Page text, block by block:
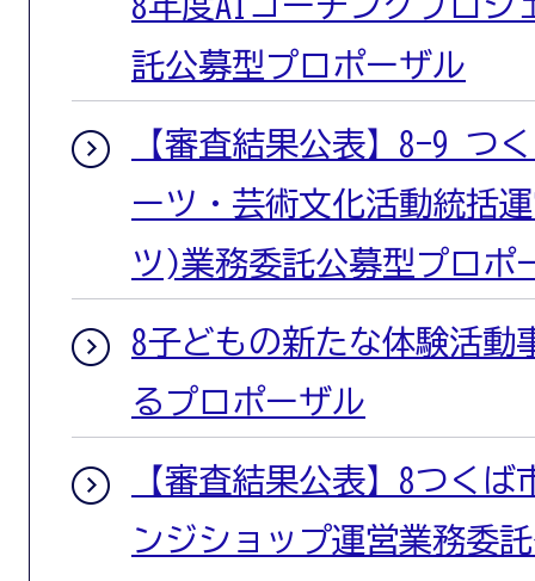
託公募型プロポーザル
【審査結果公表】8-9 つ
ーツ・芸術文化活動統括
ツ)業務委託公募型プロポ
8子どもの新たな体験活動
るプロポーザル
【審査結果公表】8つく
ンジショップ運営業務委